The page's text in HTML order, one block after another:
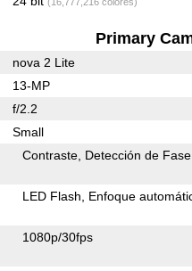
Primary
nova 2 Lite
13-MP
f/2.2
Small
Contraste Detección de Fase
LED Flash Enfoque
1080p/30fps